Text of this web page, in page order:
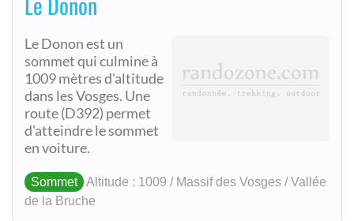
Le Donon est un
sommet qui culmine à
1009 mètres d'altitude
dans les Vosges. Une
route (D392) permet
d'atteindre le sommet
en voiture.
Sommet
Altitude : 1009 / Massif des Vosges / Vallée
de la Bruche